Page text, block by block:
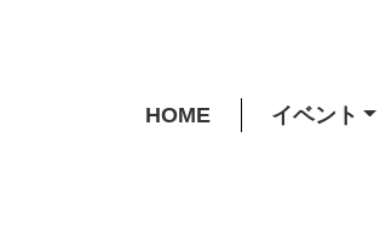
HOME イベント